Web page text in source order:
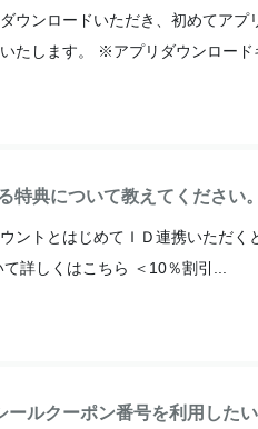
ウンロードいただき、初めてアプ
たします。 ※アプリダウンロード
特典について教えてください。
ントとはじめてＩＤ連携いただく
詳しくはこちら ＜10％割引...
ールクーポン番号を利用した